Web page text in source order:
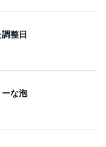
整日
な泡